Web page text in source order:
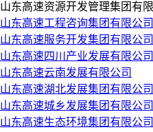
山东高速资源开发管理集团有
山东高速工程咨询集团有限公司
山东高速服务开发集团有限公司
山东高速四川产业发展有限公司
山东高速云南发展有限公司
山东高速湖北发展集团有限公司
山东高速城乡发展集团有限公司
山东高速生态环境集团有限公司